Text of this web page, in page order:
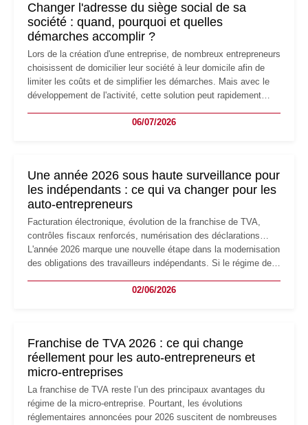
Changer l'adresse du siège social de sa
société : quand, pourquoi et quelles
démarches accomplir ?
Lors de la création d'une entreprise, de nombreux entrepreneurs
choisissent de domicilier leur société à leur domicile afin de
limiter les coûts et de simplifier les démarches. Mais avec le
développement de l'activité, cette solution peut rapidement
professionnels, recrutement, image de marque… Le
06/07/2026
Une année 2026 sous haute surveillance pour
les indépendants : ce qui va changer pour les
auto-entrepreneurs
Facturation électronique, évolution de la franchise de TVA,
contrôles fiscaux renforcés, numérisation des déclarations…
L'année 2026 marque une nouvelle étape dans la modernisation
des obligations des travailleurs indépendants. Si le régime de
les auto-entrepreneurs devront s'adapter à un environnement
02/06/2026
Franchise de TVA 2026 : ce qui change
réellement pour les auto-entrepreneurs et
micro-entreprises
La franchise de TVA reste l’un des principaux avantages du
régime de la micro-entreprise. Pourtant, les évolutions
réglementaires annoncées pour 2026 suscitent de nombreuses